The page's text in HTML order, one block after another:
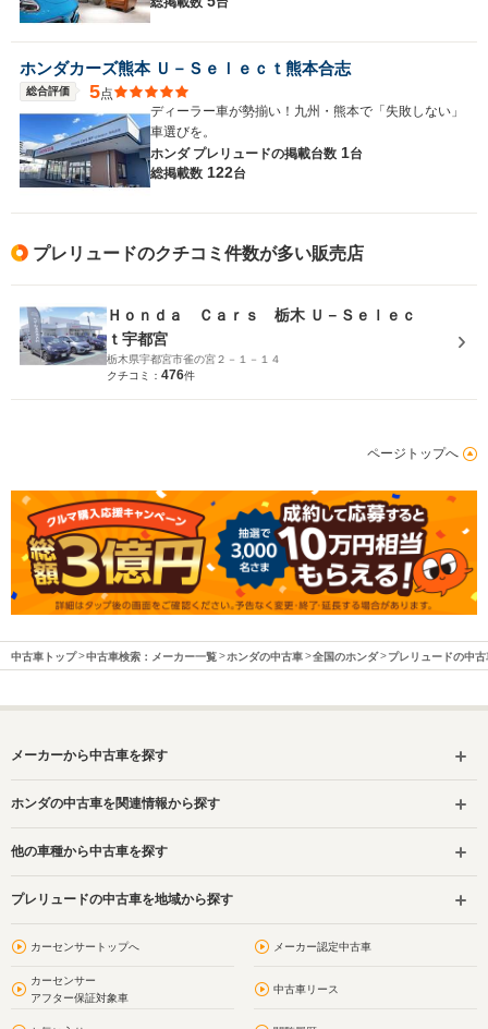
ホンダカーズ熊本 Ｕ－Ｓｅｌｅｃｔ熊本合志
総合評価 5点
ディーラー車が勢揃い！九州・熊本で「失敗しない」
車選びを。
ホンダ プレリュードの掲載台数 1台
総掲載数 122台
プレリュードのクチコミ件数が多い販売店
Ｈｏｎｄａ Ｃａｒｓ 栃木 Ｕ－Ｓｅｌｅｃ
ｔ宇都宮
栃木県宇都宮市雀の宮２－１－１４
クチコミ： 476件
ページトップへ
中古車トップ 中古車検索：メーカー一覧 ホンダの中古車 全国のホンダ プレリュードの中古
メーカーから中古車を探す
ホンダの中古車を関連情報から探す
他の車種から中古車を探す
プレリュードの中古車を地域から探す
カーセンサートップへ メーカー認定中古車
カーセンサー
アフター保証対象車
中古車リース